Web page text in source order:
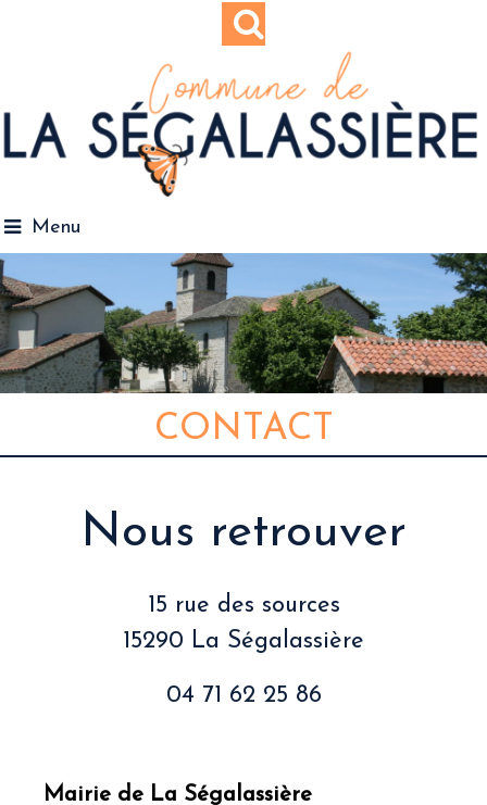
Menu
CONTACT
Nous retrouver
15 rue des sources
15290 La Ségalassière
04 71 62 25 86
Mairie de La Ségalassière